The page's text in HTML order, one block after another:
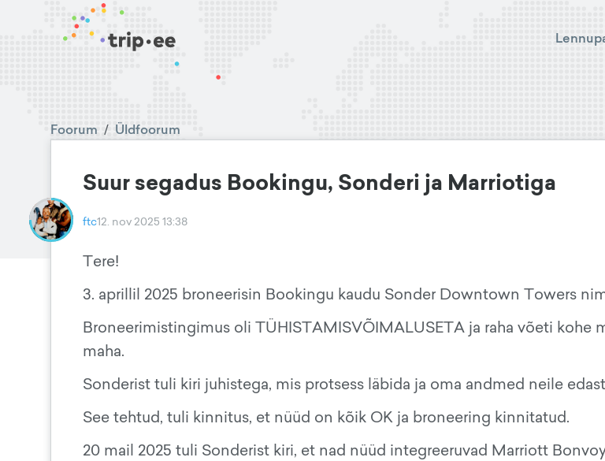
Foorum / Üldfoorum
Suur segadus Bookingu, Sonderi ja Marriotiga
ftc12. nov 2025 13:38
Tere!
3. aprillil 2025 broneerisin Bookingu kaudu Sonder Downtown Towers
Broneerimistingimus oli TÜHISTAMISVÕIMALUSETA ja raha võeti kohe
maha.
Sonderist tuli kiri juhistega, mis protsess läbida ja oma andmed neile
See tehtud, tuli kinnitus, et nüüd on kõik OK ja broneering kinnitatud.
20 mail 2025 tuli Sonderist kiri, et nad nüüd integreeruvad Marriott